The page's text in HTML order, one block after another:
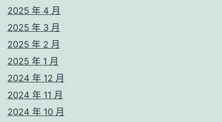
2025 年 4 月
2025 年 3 月
2025 年 2 月
2025 年 1 月
2024 年 12 月
2024 年 11 月
2024 年 10 月